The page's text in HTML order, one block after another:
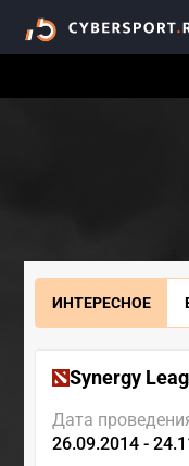
ИНТЕРЕСНОЕ
Synergy
Дата
26.09.2014 -